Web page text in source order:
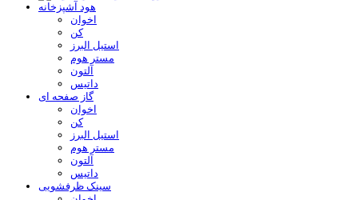
هود آشپزخانه
اخوان
کن
استیل البرز
مستر هوم
آلتون
داتیس
گاز صفحه ای
اخوان
کن
استیل البرز
مستر هوم
آلتون
داتیس
سینک ظرفشویی